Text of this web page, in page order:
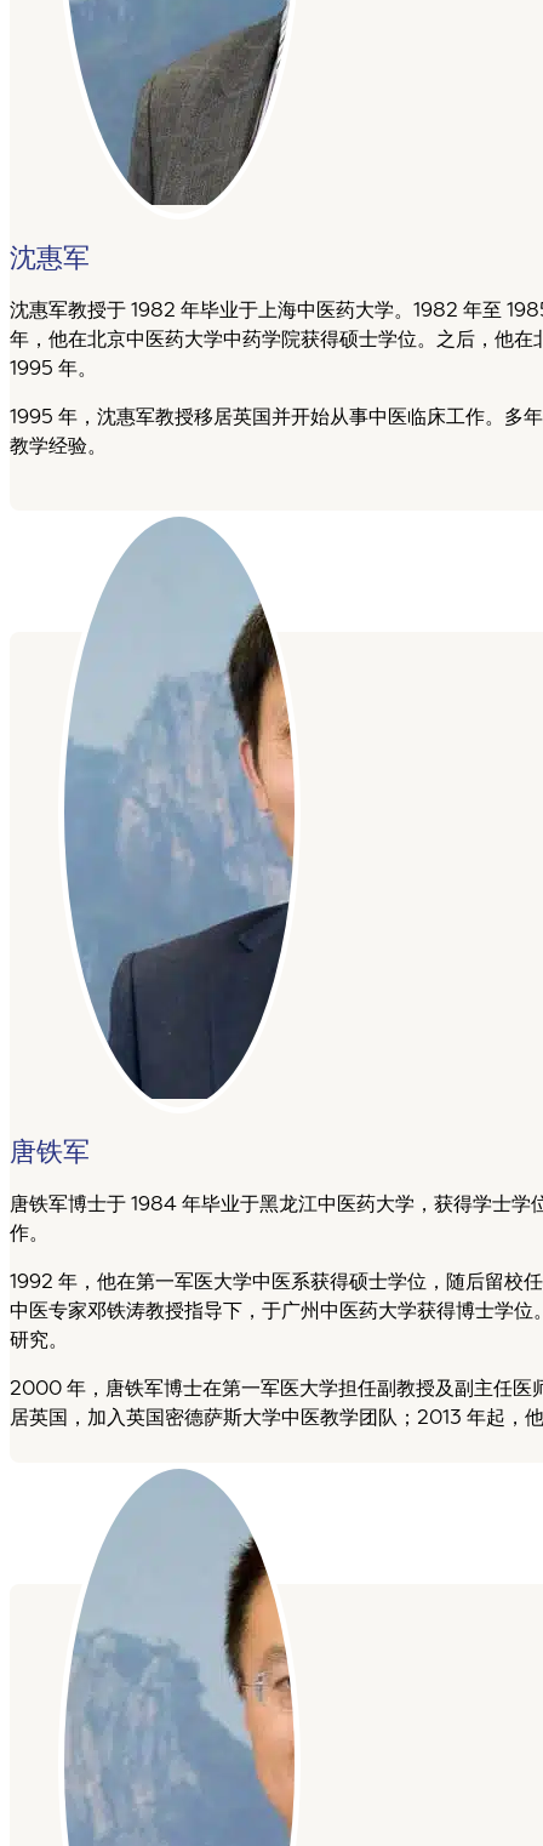
沈惠军
沈惠军教授于 1982 年毕业于上海中医药大学。1982 年至
年，他在北京中医药大学中药学院获得硕士学位。之后，他
1995 年。
1995 年，沈惠军教授移居英国并开始从事中医临床工作。多
教学经验。
唐铁军
唐铁军博士于 1984 年毕业于黑龙江中医药大学，获得学士
作。
1992 年，他在第一军医大学中医系获得硕士学位，随后留校
中医专家邓铁涛教授指导下，于广州中医药大学获得博士学
研究。
2000 年，唐铁军博士在第一军医大学担任副教授及副主任
居英国，加入英国密德萨斯大学中医教学团队；2013 年起，